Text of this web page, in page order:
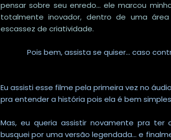
pensar sobre seu enredo... ele marcou
totalmente inovador, dentro de uma
escassez de criatividade.
Pois bem, assista se quiser... caso
Eu assisti esse filme pela primeira vez no
pra entender a história pois ela é bem
Mas, eu queria assistir novamente pra
busquei por uma versão legendada... e